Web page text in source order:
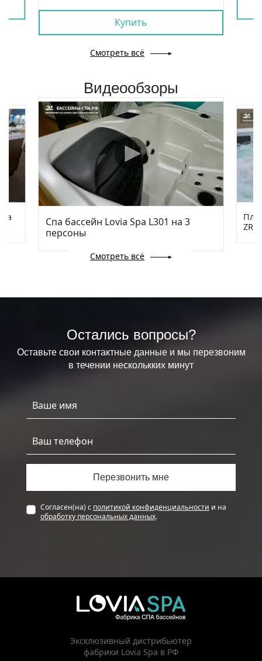
Купить
Смотреть всё
Видеообзоры
Спа бассейн Lovia Spa L301 на 3
персоны
Смотреть всё
Остались вопросы?
Оставьте свои контактные данные и мы перезвоним
в течении несколькких минут
Согласен(на) с политикой конфиденциальности и на
обработку персональных данных.
Эксклюзивный дистрибьютер
фабрики Lovia Spa в РФ